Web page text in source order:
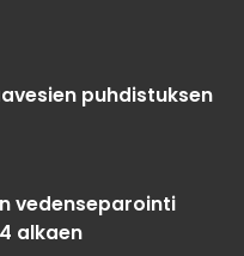
puhdistuksen
vedenseparointi
alkaen